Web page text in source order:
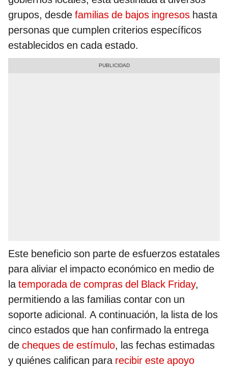
grupos, desde familias de bajos ingresos hasta
personas que cumplen criterios específicos
establecidos en cada estado.
Este beneficio son parte de esfuerzos estatales
para aliviar el impacto económico en medio de
latemporada de compras del Black Friday,
permitiendo a las familias contar con un
soporte adicional. A continuación, la lista de los
cinco estados que han confirmado la entrega
de cheques de estímulo, las fechas estimadas
y quiénes califican para recibir este apoyo